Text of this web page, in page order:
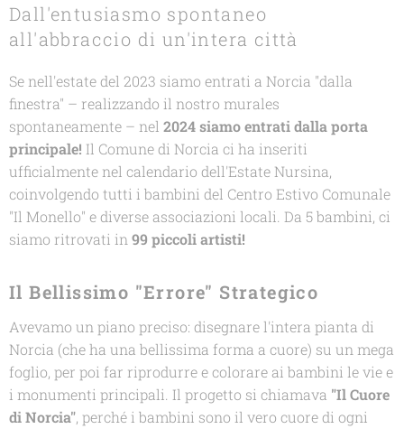
Dall'entusiasmo spontaneo
all'abbraccio di un'intera città
Se nell'estate del 2023 siamo entrati a Norcia "dalla
finestra" – realizzando il nostro murales
spontaneamente – nel 2024 siamo entrati dalla porta
principale! Il Comune di Norcia ci ha inseriti
ufficialmente nel calendario dell'Estate Nursina,
coinvolgendo tutti i bambini del Centro Estivo Comunale
"Il Monello" e diverse associazioni locali. Da 5 bambini, ci
siamo ritrovati in 99 piccoli artisti!
Il Bellissimo "Errore" Strategico
Avevamo un piano preciso: disegnare l'intera pianta di
Norcia (che ha una bellissima forma a cuore) su un mega
foglio, per poi far riprodurre e colorare ai bambini le vie e
i monumenti principali. Il progetto si chiamava "Il Cuore
di Norcia", perché i bambini sono il vero cuore di ogni